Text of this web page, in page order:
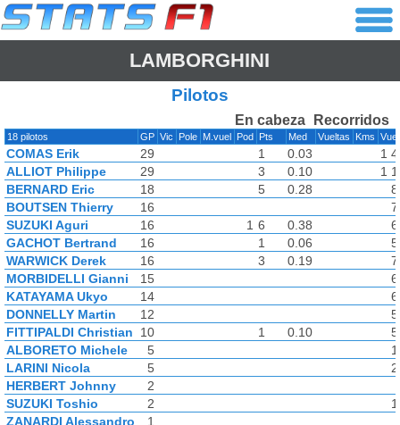
LAMBORGHINI
Pilotos
En cabeza Recorridos
18 pilotos GP Vic Pole M.vuel Pod Pts Med Vueltas Kms
COMAS Erik 29 1 0.03
1
ALLIOT Philippe
29 3 0.10
1
BERNARD Eric
18 5 0.28
BOUTSEN Thierry
16
SUZUKI Aguri
16 1 6 0.38
GACHOT Bertrand
16 1 0.06
WARWICK Derek
16 3 0.19
MORBIDELLI Gianni
15
KATAYAMA Ukyo
14
DONNELLY Martin
12
FITTIPALDI Christian
10 1 0.10
ALBORETO Michele
5
LARINI Nicola
5
HERBERT Johnny
2
SUZUKI Toshio
2
ZANARDI Alessandro
1